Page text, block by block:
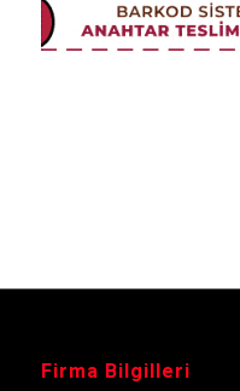
Firma Bilgilleri